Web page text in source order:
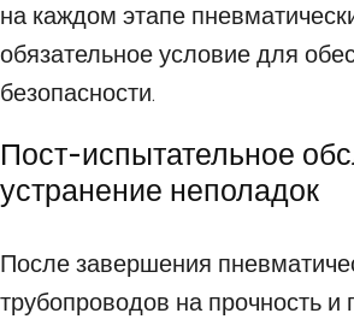
на каждом этапе
обязательное условие для
безопасности.
Пост-испытательное
устранение неполадок
После завершения
трубопроводов на прочность и